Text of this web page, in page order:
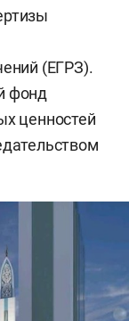
(ЕГРЗ).
фонд
ценностей